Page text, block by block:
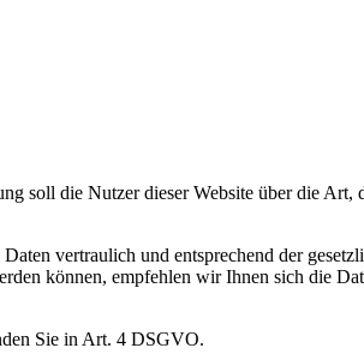
soll die Nutzer dieser Website über die
vertraulich und entsprechend der
können, empfehlen wir Ihnen sich die
Sie in Art. 4 DSGVO.